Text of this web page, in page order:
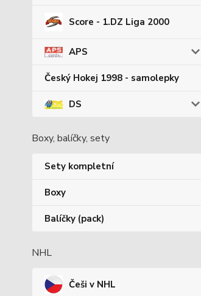
Score - 1.DZ Liga 2000
APS
Český Hokej 1998 - samolepky
DS
Boxy, balíčky, sety
Sety kompletní
Boxy
Balíčky (pack)
NHL
Češi v NHL